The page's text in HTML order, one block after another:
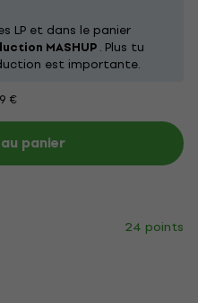
LP et dans le panier
MASHUP. Plus tu
est importante.
€
panier
24 points